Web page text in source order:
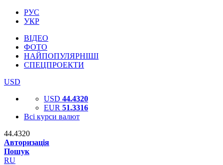
РУС
УКР
ВІДЕО
ФОТО
НАЙПОПУЛЯРНІШІ
СПЕЦПРОЕКТИ
USD
USD 44.4320
EUR 51.3316
Всі курси валют
44.4320
Авторизація
Пошук
RU